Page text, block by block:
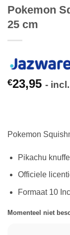
Pokemon
25 cm
€23,95 -
Pokemon
Pikachu knuffel
Officiele
Formaat 10
Momenteel niet